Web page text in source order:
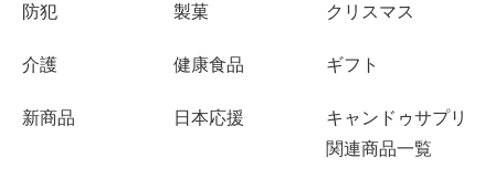
防犯 製菓 クリスマス
介護 健康食品 ギフト
新商品 日本応援
キャンドゥサプリ
関連商品一覧